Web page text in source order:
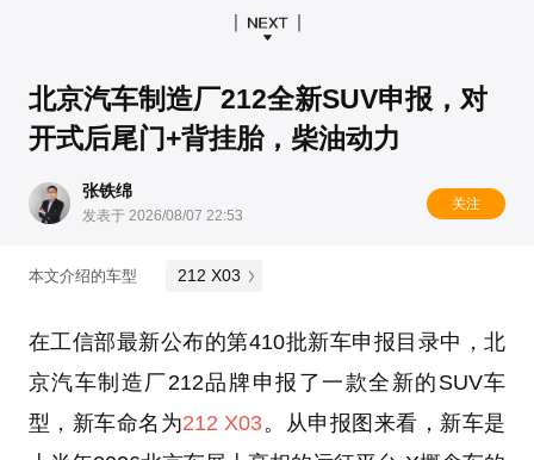
北京汽车制造厂212全新SUV申报，对
开式后尾门+背挂胎，柴油动力
张铁绵
发表于 2026/08/07 22:53
关注
本文介绍的车型 212 X03
在工信部最新公布的第410批新车申报目录中，北
京汽车制造厂212品牌申报了一款全新的SUV车
型，新车命名为212 X03。从申报图来看，新车是